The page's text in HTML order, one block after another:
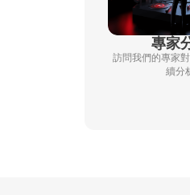
專家
訪問我們的專家
續分